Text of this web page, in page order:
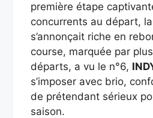
première étape
concurrents au départ,
s’annonçait riche en
course, marquée par
départs, a vu le n°6,
s’imposer avec brio,
de prétendant sérieux
saison.